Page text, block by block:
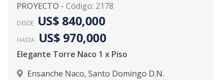
PROYECTO - Código: 2178
DESDE US$ 840,000
HASTA US$ 970,000
Elegante Torre Naco 1 x Piso
Ensanche Naco, Santo Domingo D.N.